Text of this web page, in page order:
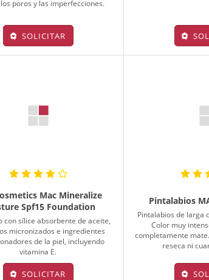
poros y las imperfecciones.
SOLICITAR
Mac Mineralize
Spf15 Foundation
con sílice absorbente de aceite,
micronizados e ingredientes
de la piel, incluyendo
vitamina E.
SOLICITAR
Pintalabios
Pintalabios de larga
Color muy
completamente
reseca ni